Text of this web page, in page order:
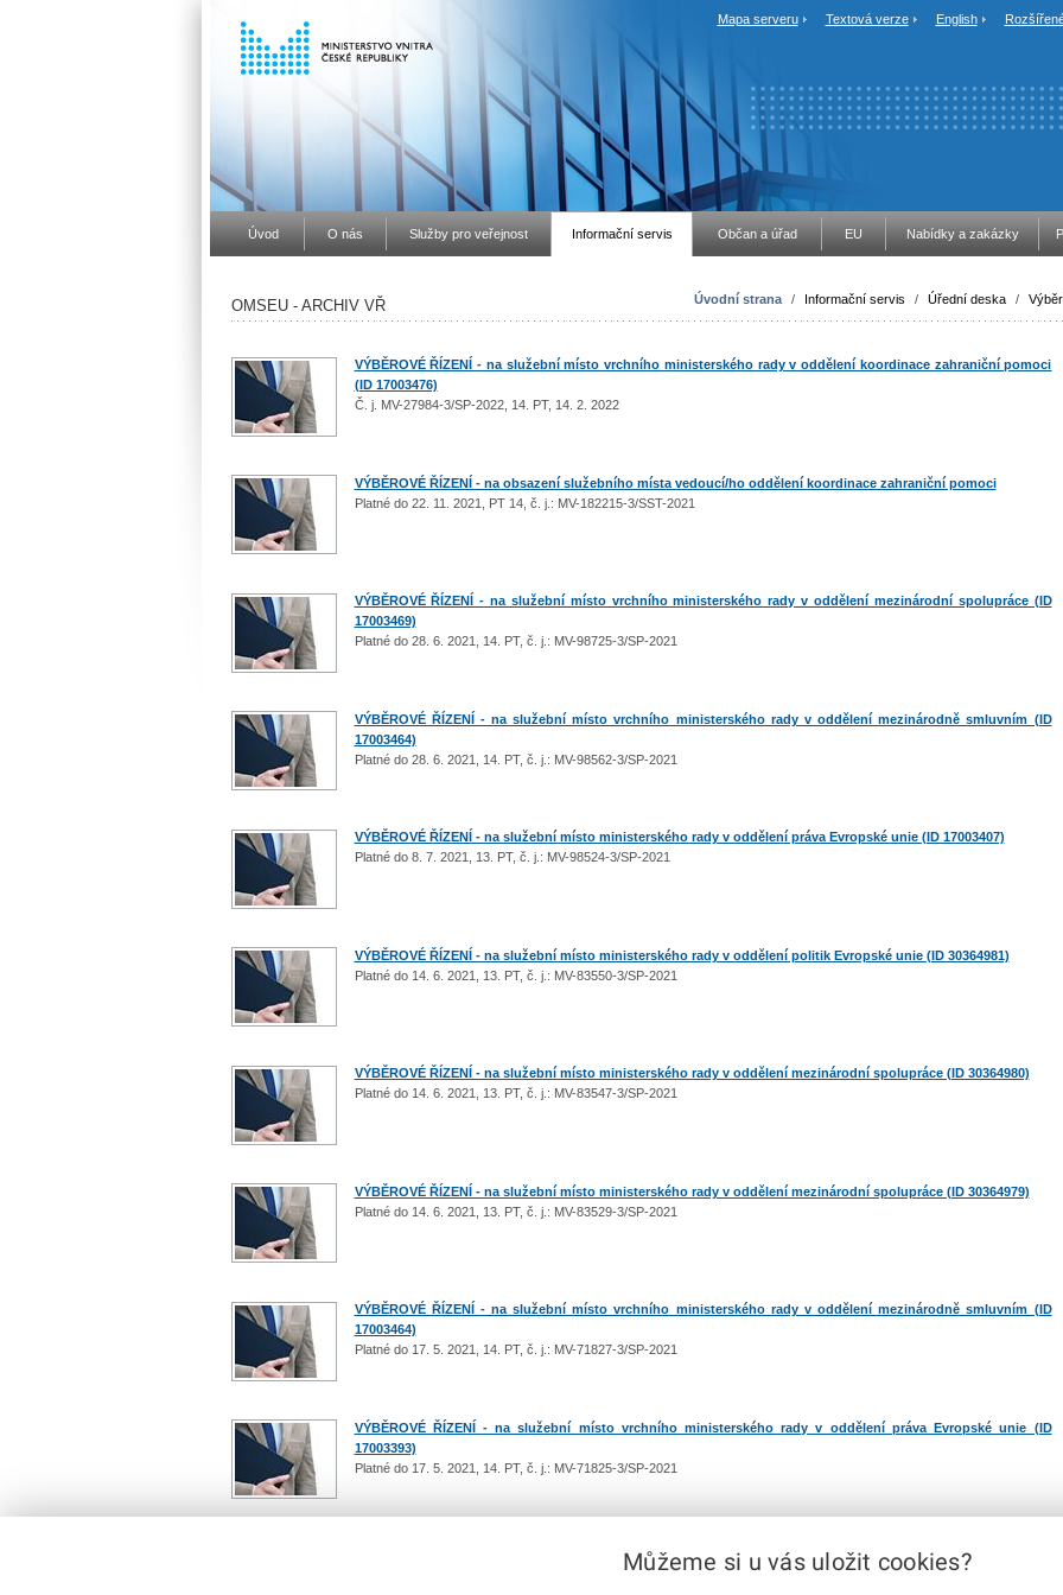
Mapa serveru Textová verze English
Úvod O nás Služby pro veřejnost Informační servis Občan a úřad EU Nabídky a zakázky
Úvodní strana / Informační servis / Úřední deska /
OMSEU - ARCHIV VŘ
VÝBĚROVÉ ŘÍZENÍ - na služební místo vrchního ministerského rady v oddělení koordinace zahraniční pomoci
(ID 17003476)
Č. j. MV-27984-3/SP-2022, 14. PT, 14. 2. 2022
VÝBĚROVÉ ŘÍZENÍ - na obsazení služebního místa vedoucí/ho oddělení koordinace zahraniční pomoci
Platné do 22. 11. 2021, PT 14, č. j.: MV-182215-3/SST-2021
VÝBĚROVÉ ŘÍZENÍ - na služební místo vrchního ministerského rady v oddělení mezinárodní spolupráce (ID
17003469)
Platné do 28. 6. 2021, 14. PT, č. j.: MV-98725-3/SP-2021
VÝBĚROVÉ ŘÍZENÍ - na služební místo vrchního ministerského rady v oddělení mezinárodně smluvním (ID
17003464)
Platné do 28. 6. 2021, 14. PT, č. j.: MV-98562-3/SP-2021
VÝBĚROVÉ ŘÍZENÍ - na služební místo ministerského rady v oddělení práva Evropské unie (ID 17003407)
Platné do 8. 7. 2021, 13. PT, č. j.: MV-98524-3/SP-2021
VÝBĚROVÉ ŘÍZENÍ - na služební místo ministerského rady v oddělení politik Evropské unie (ID 30364981)
Platné do 14. 6. 2021, 13. PT, č. j.: MV-83550-3/SP-2021
VÝBĚROVÉ ŘÍZENÍ - na služební místo ministerského rady v oddělení mezinárodní spolupráce (ID 30364980)
Platné do 14. 6. 2021, 13. PT, č. j.: MV-83547-3/SP-2021
VÝBĚROVÉ ŘÍZENÍ - na služební místo ministerského rady v oddělení mezinárodní spolupráce (ID 30364979)
Platné do 14. 6. 2021, 13. PT, č. j.: MV-83529-3/SP-2021
VÝBĚROVÉ ŘÍZENÍ - na služební místo vrchního ministerského rady v oddělení mezinárodně smluvním (ID
17003464)
Platné do 17. 5. 2021, 14. PT, č. j.: MV-71827-3/SP-2021
VÝBĚROVÉ ŘÍZENÍ - na služební místo vrchního ministerského rady v oddělení práva Evropské unie (ID
17003393)
Platné do 17. 5. 2021, 14. PT, č. j.: MV-71825-3/SP-2021
Můžeme si u vás uložit cookies?